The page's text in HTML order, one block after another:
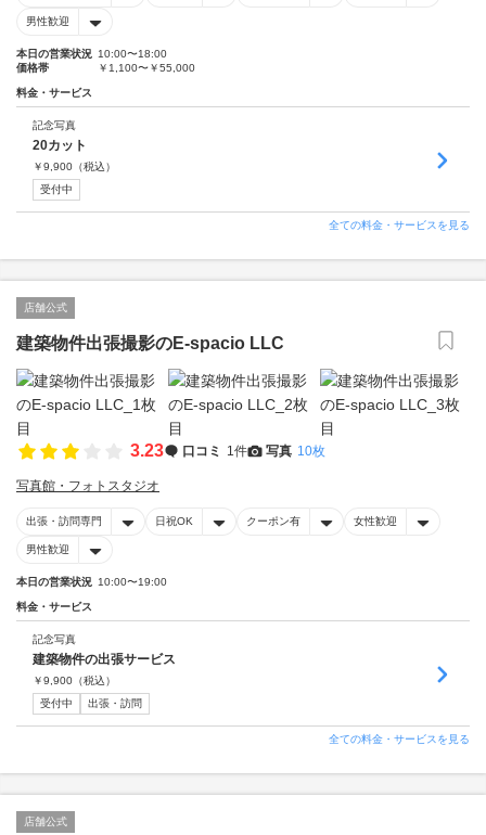
男性歓迎
本日の営業状況 10:00〜18:00
価格帯
￥1,100〜￥55,000
料金・サービス
記念写真
20カット
￥9,900 （税込）
受付中
全ての料金・サービスを見る
店舗公式
建築物件出張撮影のE-spacio LLC
3.23 口コミ 1件 写真 10枚
写真館・フォトスタジオ
出張・訪問専門 日祝OK クーポン有 女性歓迎
男性歓迎
本日の営業状況 10:00〜19:00
料金・サービス
記念写真
建築物件の出張サービス
￥9,900 （税込）
受付中
出張・訪問
全ての料金・サービスを見る
店舗公式